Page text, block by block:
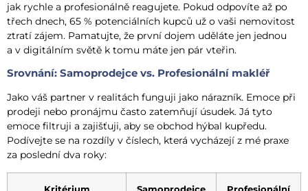
jak rychle a profesionálně reagujete. Pokud odpovíte až po
třech dnech, 65 % potenciálních kupců už o vaši nemovitost
ztratí zájem. Pamatujte, že první dojem uděláte jen jednou
a v digitálním světě k tomu máte jen pár vteřin.
Srovnání: Samoprodejce vs. Profesionální makléř
Jako váš partner v realitách funguji jako nárazník. Emoce při
prodeji nebo pronájmu často zatemňují úsudek. Já tyto
emoce filtruji a zajišťuji, aby se obchod hýbal kupředu.
Podívejte se na rozdíly v číslech, která vycházejí z mé praxe
za poslední dva roky: